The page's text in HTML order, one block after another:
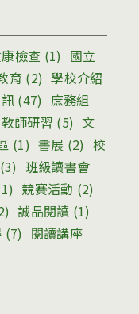
檢查 (1) 國立
育 (2) 學校介紹
(47) 庶務組
教師研習 (5) 文
(1) 書展 (2) 校
(3) 班級讀書會
競賽活動 (2)
誠品閱讀 (1)
(7) 閱讀講座